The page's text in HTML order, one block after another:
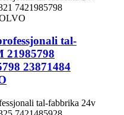
tal-
21985798
23871484